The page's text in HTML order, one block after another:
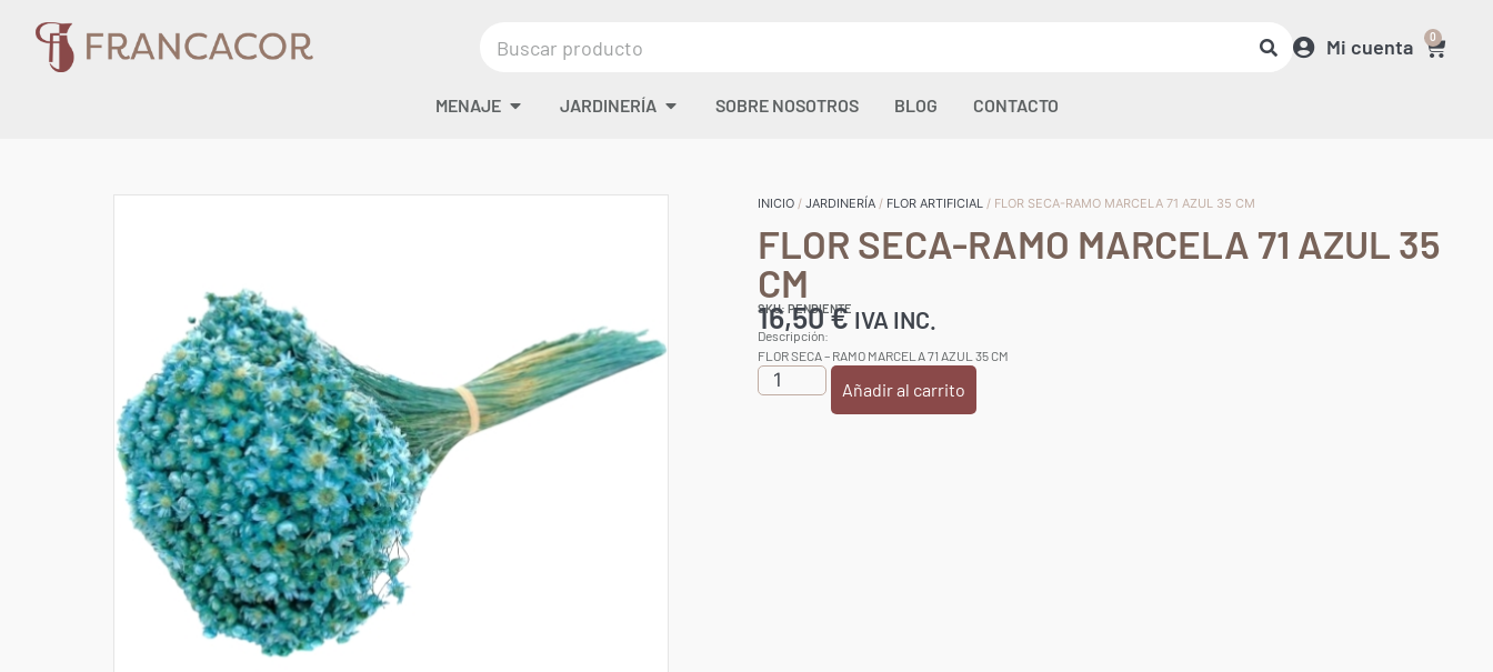
Mi cuenta 0
MENAJE JARDINERÍA SOBRE NOSOTROS BLOG CONTACTO
INICIO / JARDINERÍA / FLOR ARTIFICIAL / FLOR SECA-RAMO MARCELA 71 AZUL 35 CM
FLOR SECA-RAMO MARCELA 71 AZUL 35
CM
SKU: PENDIENTE
16,50€ IVA INC.
Descripción:
FLOR SECA – RAMO MARCELA 71 AZUL 35 CM
Añadir al carrito